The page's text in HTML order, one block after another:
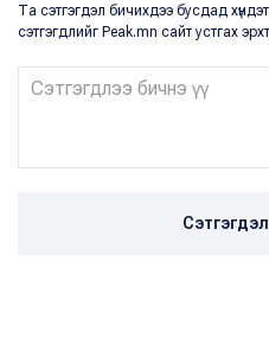
Та сэтгэгдэл бичихдээ бусдад
сэтгэгдлийг Peak.mn сайт устгах